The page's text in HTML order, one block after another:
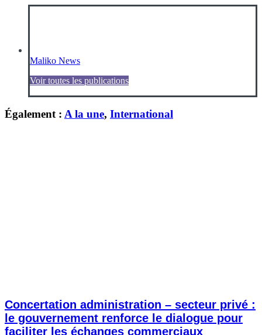
Maliko News
Voir toutes les publications
Également : A la une, International
Concertation administration – secteur privé :
le gouvernement renforce le dialogue pour
faciliter les échanges commerciaux